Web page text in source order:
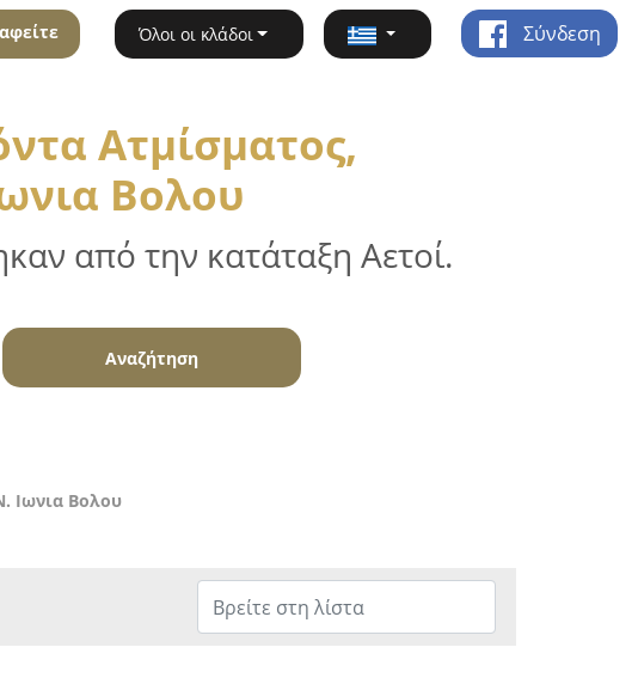
Όλοι οι κλάδοι Σύνδεση
Ατμίσματος,
Βολου
από την κατάταξη Αετοί.
Αναζήτηση
Ιωνια Βολου